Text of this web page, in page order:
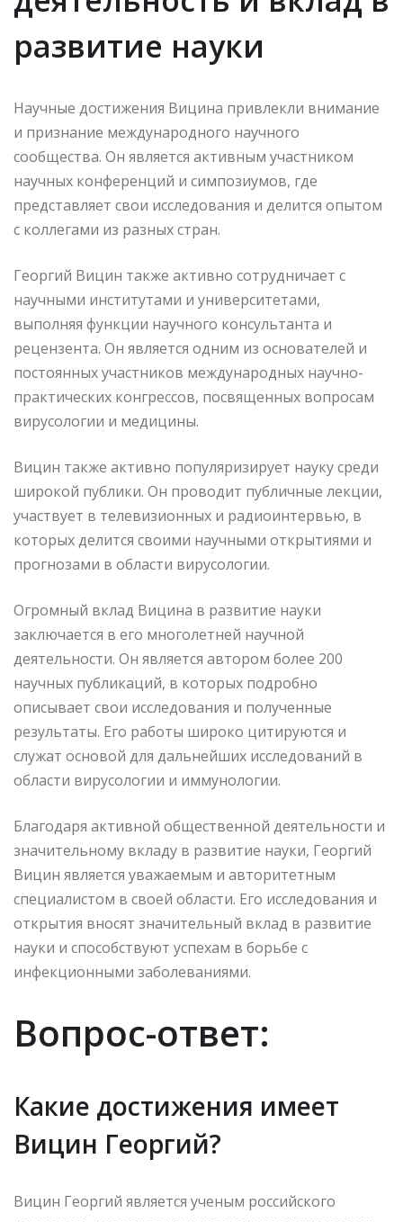
развитие науки
Научные достижения Вицина привлекли внимание
и признание международного научного
сообщества. Он является активным участником
научных конференций и симпозиумов, где
представляет свои исследования и делится опытом
с коллегами из разных стран.
Георгий Вицин также активно сотрудничает с
научными институтами и университетами,
выполняя функции научного консультанта и
рецензента. Он является одним из основателей и
постоянных участников международных научно-
практических конгрессов, посвященных вопросам
вирусологии и медицины.
Вицин также активно популяризирует науку среди
широкой публики. Он проводит публичные лекции,
участвует в телевизионных и радиоинтервью, в
которых делится своими научными открытиями и
прогнозами в области вирусологии.
Огромный вклад Вицина в развитие науки
заключается в его многолетней научной
деятельности. Он является автором более 200
научных публикаций, в которых подробно
описывает свои исследования и полученные
результаты. Его работы широко цитируются и
служат основой для дальнейших исследований в
области вирусологии и иммунологии.
Благодаря активной общественной деятельности и
значительному вкладу в развитие науки, Георгий
Вицин является уважаемым и авторитетным
специалистом в своей области. Его исследования и
открытия вносят значительный вклад в развитие
науки и способствуют успехам в борьбе с
инфекционными заболеваниями.
Вопрос-ответ:
Какие достижения имеет
Вицин Георгий?
Вицин Георгий является ученым российского